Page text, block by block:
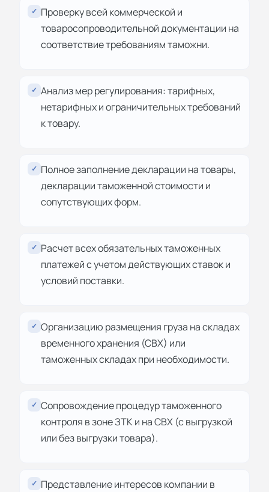
✓ Проверку всей коммерческой и
товаросопроводительной документации на
соответствие требованиям таможни.
✓ Анализ мер регулирования: тарифных,
нетарифных и ограничительных требований
к товару.
✓ Полное заполнение декларации на товары,
декларации таможенной стоимости и
сопутствующих форм.
✓ Расчет всех обязательных таможенных
платежей с учетом действующих ставок и
условий поставки.
✓ Организацию размещения груза на складах
временного хранения (СВХ) или
таможенных складах при необходимости.
✓ Сопровождение процедур таможенного
контроля в зоне ЗТК и на СВХ (с выгрузкой
или без выгрузки товара).
✓ Представление интересов компании в